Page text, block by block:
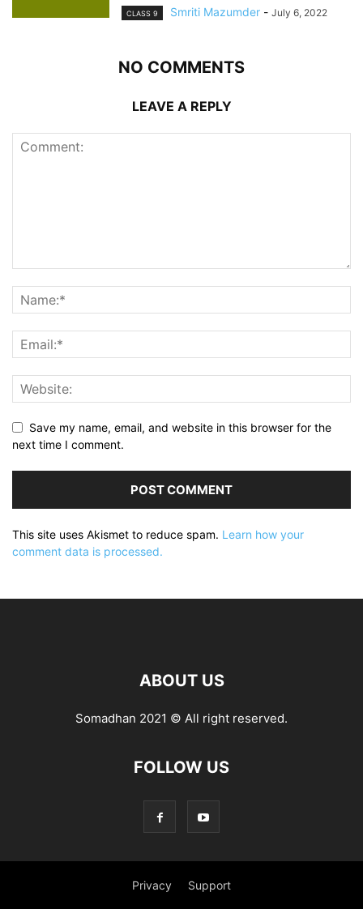
CLASS 9 Smriti Mazumder - July 6, 2022
NO COMMENTS
LEAVE A REPLY
Save my name, email, and website in this browser for the
next time I comment.
This site uses Akismet to reduce spam. Learn how your
comment data is processed.
ABOUT US
Somadhan 2021 © All right reserved.
FOLLOW US
Privacy Support